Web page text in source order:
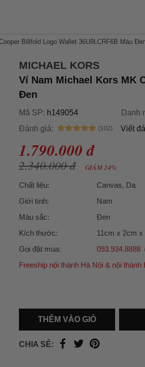
Billfold Logo Wallet 36U9LCRF6B Màu
MICHAEL KORS
Ví Nam Michael Kors MK
Đen
Mã SP: h149054 Danh
Đánh giá:
Viết
1.790.000 đ
2.340.000 đ GIẢM 24%
Chất liệu:
Canvas, Da
Giới tính:
Nam
Màu sắc:
Đen
Kích thước:
11cm x 2cm x
Gọi đặt mua:
093.934.8888
Freeship nội thành Hà Nội & nội thành
Hồ Chí Minh).
thành
Hồ Chí Minh, khách hàng
trong ngày hoặc Đơn hàng giao
THÊM VÀO GIỎ
CHIA SẺ: